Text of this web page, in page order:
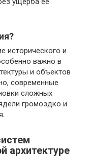
исторического и
важно в
и объектов
современные
сложных
громоздко и
архитектуре